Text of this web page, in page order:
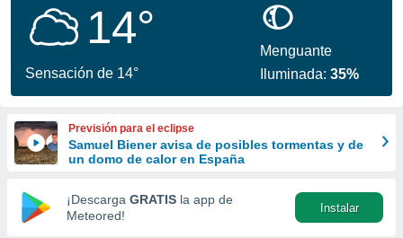
se
calidad.
a este
las
y
forma
digital
basada
14°
Sensación de 14°
Menguante
Iluminada:35%
Previsión para el eclipse
Samuel Biener avisa de posibles tormentas y de
un domo de calor en España
¡Descarga GRATIS la app de
Meteored!
Instalar